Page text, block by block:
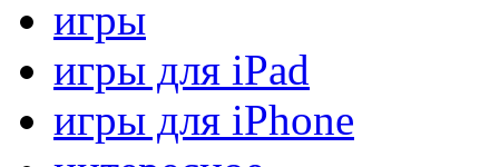
игры
игры для iPad
игры для iPhone